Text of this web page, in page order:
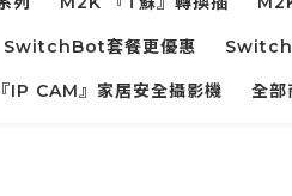
SwitchBot套餐更優惠
『IP CAM』家居安全攝影機 全部